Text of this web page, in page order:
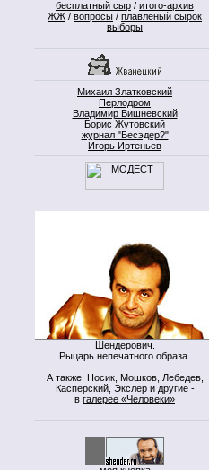
бесплатный сыр / итого-архив
ЖЖ / вопросы / плавленый сырок
выборы
Михаил Златковский
Перлодром
Владимир Вишневский
Борис Жутовский
журнал "Бесэдер?"
Игорь Иртеньев
Шендерович.
Рыцарь непечатного образа.
А также: Носик, Мошков, Лебедев,
Касперский, Экслер и другие -
в галерее «Человеки»